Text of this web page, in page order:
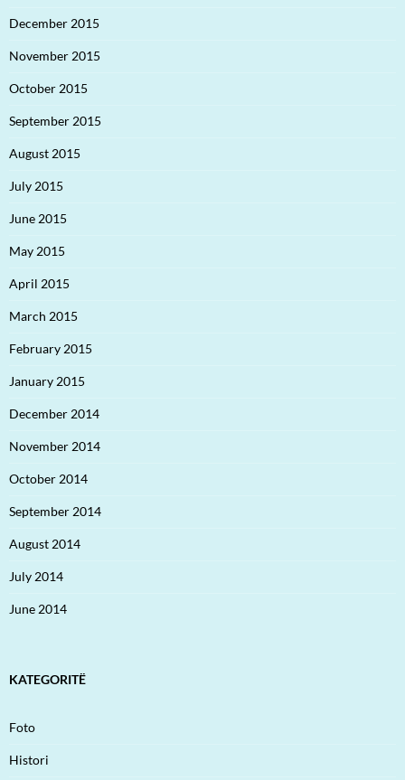
December 2015
November 2015
October 2015
September 2015
August 2015
July 2015
June 2015
May 2015
April 2015
March 2015
February 2015
January 2015
December 2014
November 2014
October 2014
September 2014
August 2014
July 2014
June 2014
KATEGORITË
Foto
Histori